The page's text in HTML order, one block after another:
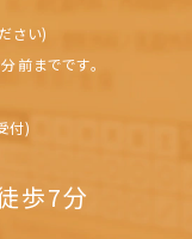
さい)
前までです。
付)
歩7分